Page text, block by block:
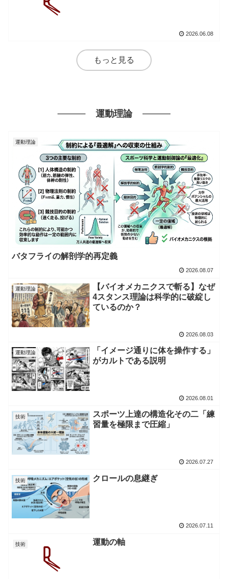
2026.06.08
もっと見る
運動理論
運動理論
バタフライの解剖学的再定義
2026.08.07
運動理論
【バイオメカニクスで斬る】なぜ
4スタンス理論は科学的に破綻し
ているのか？
2026.08.03
運動理論
「イメージ通りに体を操作する」
がカルトである説明
2026.08.01
技術
スポーツ上達の構造化その二「練
習量を極限まで圧縮」
2026.07.27
技術 クロールの息継ぎ
2026.07.11
技術 運動の軸